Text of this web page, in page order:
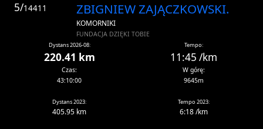
5/14411 ZBIGNIEW ZAJĄCZKOWSKI.
KOMORNIKI
FUNDACJA DZIĘKI TOBIE
Dystans 2026-08:
220.41 km
Tempo:
11:45 /km
Czas:
43:10:00
W górę:
9645m
Dystans 2023:
405.95 km
Tempo 2023:
6:18 /km